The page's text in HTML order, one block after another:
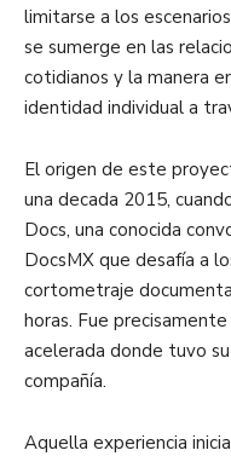
limitarse a los
se sumerge en las
cotidianos y la manera
identidad individual a
El origen de este
una decada 2015,
Docs, una conocida
DocsMX que desafía a
cortometraje
horas. Fue
acelerada donde tuvo
compañía.
Aquella experiencia